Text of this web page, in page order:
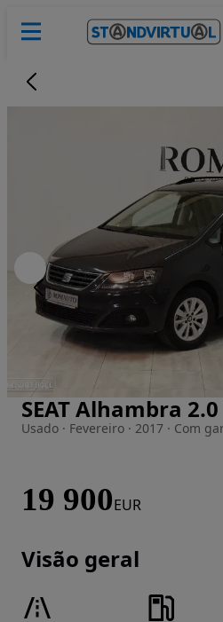
Imagem 1 de 27
SEAT Alhambra
Usado · Fevereiro · 2017 · Com
19 900EUR
Visão geral